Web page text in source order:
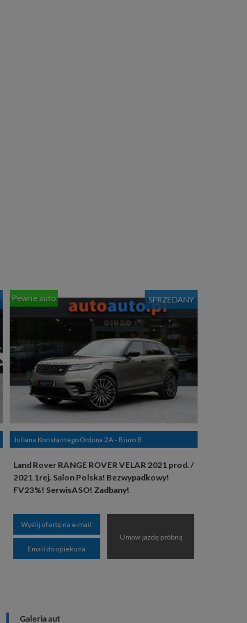
SPRZEDANY
Pewne auto
Juliana Konstantego Ordona 2A - Biuro B
Land Rover RANGE ROVER VELAR 2021 prod. /
2021 1rej. Salon Polska! Bezwypadkowy!
FV23%! SerwisASO! Zadbany!
Wyślij ofertę na e-mail
Email do opiekuna
Umów jazdę próbną
Galeria aut